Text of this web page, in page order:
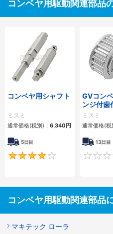
コンベヤ用駆動関連部品
コンベヤ用シャフト
ミスミ
通常価格(税別)： 6,340円
5日目
4
GVコン
ンジ付歯
ー
ミスミ
通常価格(税
13日目
コンベヤ用駆動関連部品
マキテック ローラ